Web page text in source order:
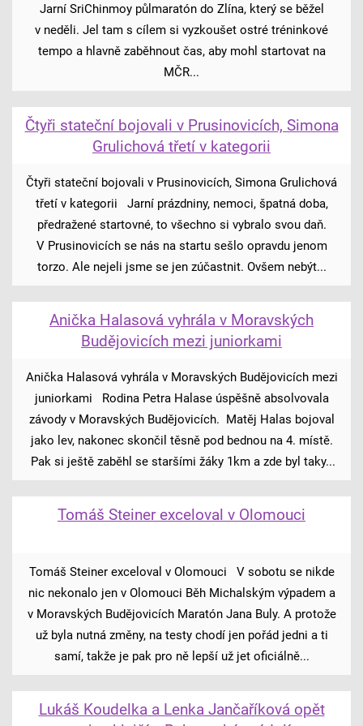
Jarní SriChinmoy půlmaratón do Zlína, který se běžel
v neděli. Jel tam s cílem si vyzkoušet ostré tréninkové
tempo a hlavně zaběhnout čas, aby mohl startovat na
MČR...
Čtyři stateční bojovali v Prusinovicích, Simona
Grulichová třetí v kategorii
Čtyři stateční bojovali v Prusinovicích, Simona Grulichová
třetí v kategorii Jarní prázdniny, nemoci, špatná doba,
předražené startovné, to všechno si vybralo svou daň.
V Prusinovicích se nás na startu sešlo opravdu jenom
torzo. Ale nejeli jsme se jen zúčastnit. Ovšem nebýt...
Anička Halasová vyhrála v Moravských
Budějovicích mezi juniorkami
Anička Halasová vyhrála v Moravských Budějovicích mezi
juniorkami Rodina Petra Halase úspěšně absolvovala
závody v Moravských Budějovicích. Matěj Halas bojoval
jako lev, nakonec skončil těsně pod bednou na 4. místě.
Pak si ještě zaběhl se staršími žáky 1km a zde byl taky...
Tomáš Steiner exceloval v Olomouci
Tomáš Steiner exceloval v Olomouci V sobotu se nikde
nic nekonalo jen v Olomouci Běh Michalským výpadem a
v Moravských Budějovicích Maratón Jana Buly. A protože
už byla nutná změny, na testy chodí jen pořád jedni a ti
samí, takže je pak pro ně lepší už jet oficiálně...
Lukáš Koudelka a Lenka Jančaříková opět